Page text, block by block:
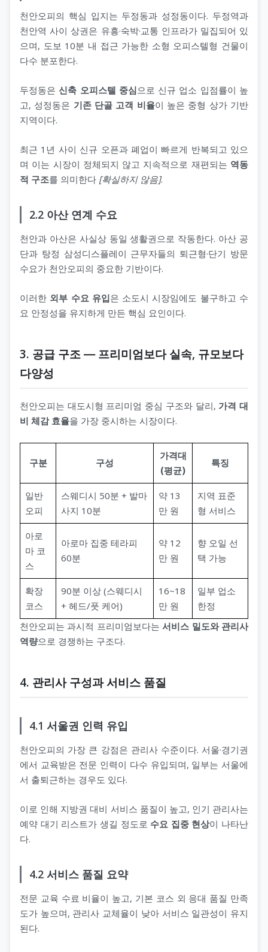
천안오피의 핵심 입지는 두정동과 성정동이다. 두정역과
천안역 사이 상권은 유흥·숙박·교통 인프라가 밀집되어 있
으며, 도보 10분 내 접근 가능한 소형 오피스텔형 건물이
다수 분포한다.
두정동은신축 오피스텔 중심으로 신규 업소 입점률이 높
고, 성정동은 기존 단골 고객 비율이 높은 중형 상가 기반
지역이다.
최근 1년 사이 신규 오픈과 폐업이 빠르게 반복되고 있으
며 이는 시장이 정체되지 않고 지속적으로 재편되는 역동
적 구조를 의미한다 [확실하지 않음].
2.2 아산 연계 수요
천안과 아산은 사실상 동일 생활권으로 작동한다. 아산 공
단과 탕정 삼성디스플레이 근무자들의 퇴근형·단기 방문
수요가 천안오피의 중요한 기반이다.
이러한 외부 수요 유입은 소도시 시장임에도 불구하고 수
요 안정성을 유지하게 만든 핵심 요인이다.
3. 공급 구조 ― 프리미엄보다 실속, 규모보다
다양성
천안오피는 대도시형 프리미엄 중심 구조와 달리, 가격 대
비 체감 효율을 가장 중시하는 시장이다.
구분 구성
가격대
(평균)
특징
일반
오피
스웨디시 50분 + 발마
사지 10분
약 13
만 원
지역 표준
형 서비스
아로
마 코
스
아로마 집중 테라피
60분
약 12
만 원
향 오일 선
택 가능
확장
코스
90분 이상 (스웨디시
+ 헤드/풋 케어)
16~18
만 원
일부 업소
한정
천안오피는 과시적 프리미엄보다는서비스 밀도와 관리사
역량으로 경쟁하는 구조다.
4. 관리사 구성과 서비스 품질
4.1 서울권 인력 유입
천안오피의 가장 큰 강점은 관리사 수준이다. 서울·경기권
에서 교육받은 전문 인력이 다수 유입되며, 일부는 서울에
서 출퇴근하는 경우도 있다.
이로 인해 지방권 대비 서비스 품질이 높고, 인기 관리사는
예약 대기 리스트가 생길 정도로 수요 집중 현상이 나타난
다.
4.2 서비스 품질 요약
전문 교육 수료 비율이 높고, 기본 코스 외 응대 품질 만족
도가 높으며, 관리사 교체율이 낮아 서비스 일관성이 유지
된다.